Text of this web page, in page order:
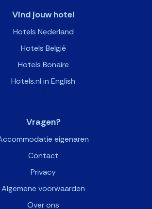
Vind jouw hotel
Hotels Nederland
Hotels België
Hotels Bonaire
Hotels.nl in English
>
Vragen?
eigenaren
Contact
Privacy
Algemene voorwaarden
Over ons